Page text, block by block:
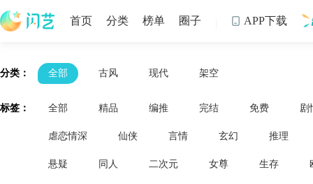
首页 分类 榜单 圈子  APP下载
分类： 全部 古风 现代 架空
标签： 全部 精品 编推 完结 免费 剧
虐恋情深 仙侠 言情 玄幻 推理
悬疑 同人 二次元 女尊 生存